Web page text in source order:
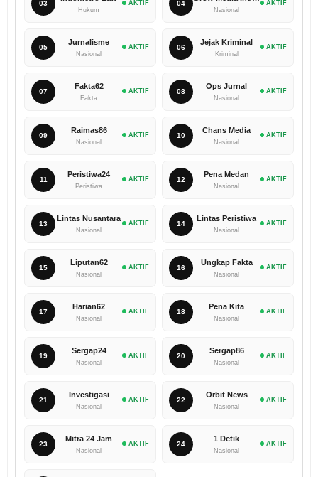
03
Hukum
AKTIF 04
Nasional
AKTIF
05
Jurnalisme
Nasional
AKTIF 06
Jejak Kriminal
Kriminal
AKTIF
07
Fakta62
Fakta
AKTIF 08
Ops Jurnal
Nasional
AKTIF
09
Raimas86
Nasional
AKTIF 10
Chans Media
Nasional
AKTIF
11
Peristiwa24
Peristiwa
AKTIF 12
Pena Medan
Nasional
AKTIF
13
Lintas Nusantara
Nasional
AKTIF 14
Lintas Peristiwa
Nasional
AKTIF
15
Liputan62
Nasional
AKTIF 16
Ungkap Fakta
Nasional
AKTIF
17
Harian62
Nasional
AKTIF 18
Pena Kita
Nasional
AKTIF
19
Sergap24
Nasional
AKTIF 20
Sergap86
Nasional
AKTIF
21
Investigasi
Nasional
AKTIF 22
Orbit News
Nasional
AKTIF
23
Mitra 24 Jam
Nasional
AKTIF 24
1 Detik
Nasional
AKTIF